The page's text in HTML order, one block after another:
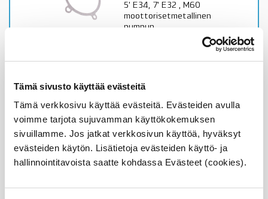
Tämä sivusto käyttää evästeitä
Tämä verkkosivu käyttää evästeitä. Evästeiden avulla
voimme tarjota sujuvamman käyttökokemuksen
sivuillamme. Jos jatkat verkkosivun käyttöä, hyväksyt
evästeiden käytön. Lisätietoja evästeiden käyttö- ja
hallinnointitavoista saatte kohdassa Evästeet (cookies).
5' E34, 7' E32 , M60
moottorisetmetallinen
pumpun
siipipyöräalkuperäislaatuiinen
sopivuus lisätiedoista
toimitusaika 1-3pv
Lisää ostoskoriin
Katso osan tiedot